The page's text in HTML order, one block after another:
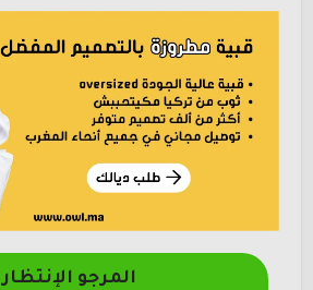
المرجو الإنتظار